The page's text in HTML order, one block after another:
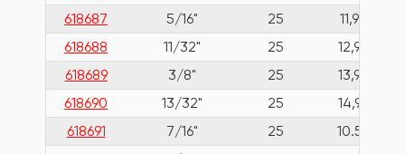
618687
5/16" 25
11,9
618688
11/32" 25
12,9
618689
3/8" 25
13,9
618690
13/32" 25
14,9
618691
7/16" 25
10.5